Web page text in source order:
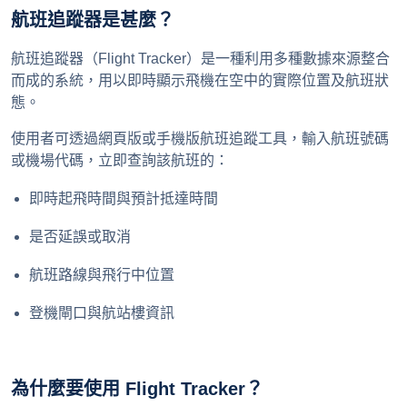
航班追蹤器是甚麼？
航班追蹤器（Flight Tracker）是一種利用多種數據來源整合
而成的系統，用以即時顯示飛機在空中的實際位置及航班狀
態。
使用者可透過網頁版或手機版航班追蹤工具，輸入航班號碼
或機場代碼，立即查詢該航班的：
即時起飛時間與預計抵達時間
是否延誤或取消
航班路線與飛行中位置
登機閘口與航站樓資訊
為什麼要使用 Flight Tracker？